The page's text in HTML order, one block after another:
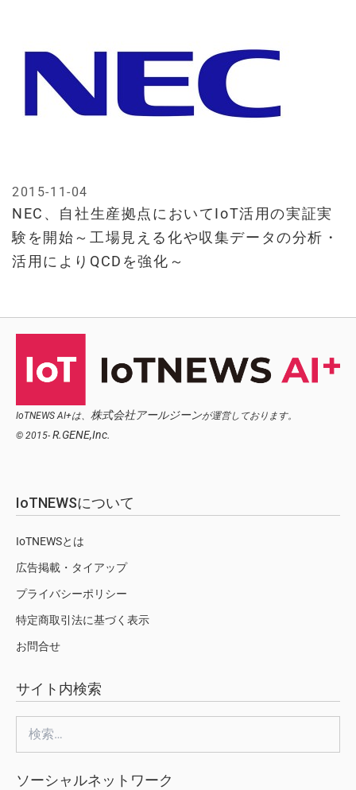
NEC、自社生産拠点においてIoT活用の実証実
験を開始～工場見える化や収集データの分析・
活用によりQCDを強化～
2015-11-04
IoTNEWS AI+は、 株式会社アールジーンが運営しております。
© 2015- R.GENE,Inc.
IoTNEWSについて
IoTNEWSとは
広告掲載・タイアップ
プライバシーポリシー
特定商取引法に基づく表示
お問合せ
サイト内検索
索:
ソーシャルネットワーク